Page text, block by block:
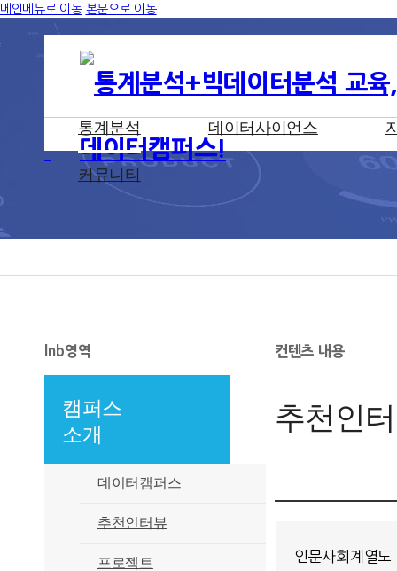
메인메뉴로 이동 본문으로 이동
통계분석 데이터사이언스
커뮤니티
lnb영역
캠퍼스
소개
데이터캠퍼스
추천인터뷰
프로젝트
컨텐츠 내용
추천인
인문사회계열